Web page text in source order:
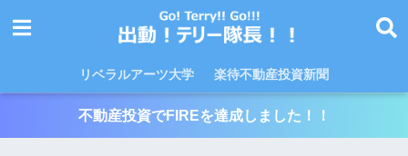
リベラルアーツ大学 楽待不動産投資新聞
不動産投資でFIREを達成しました！！